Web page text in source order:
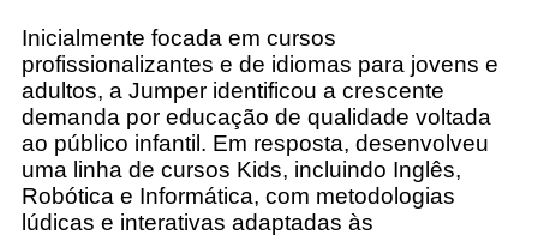
Inicialmente focada em cursos
profissionalizantes e de idiomas para jovens e
adultos, a Jumper identificou a crescente
demanda por educação de qualidade voltada
ao público infantil. Em resposta, desenvolveu
uma linha de cursos Kids, incluindo Inglês,
Robótica e Informática, com metodologias
lúdicas e interativas adaptadas às